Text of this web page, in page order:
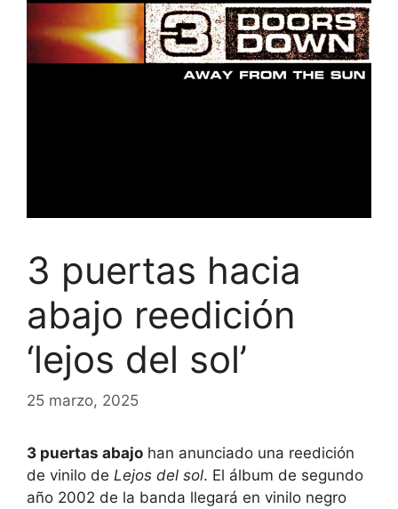
3 puertas hacia
abajo reedición
‘lejos del sol’
25 marzo, 2025
3 puertas abajo han anunciado una reedición
de vinilo de Lejos del sol. El álbum de segundo
año 2002 de la banda llegará en vinilo negro